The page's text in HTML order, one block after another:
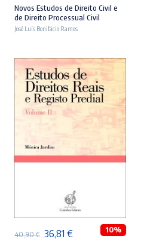
preço
original
38,90 €.
preço
atual
35,01 €.
Novos Estudos de Direito Civil e
de Direito Processual Civil
José Luís Bonifácio Ramos
ADICIONAR
40,90€ O
36,81 €O
10%